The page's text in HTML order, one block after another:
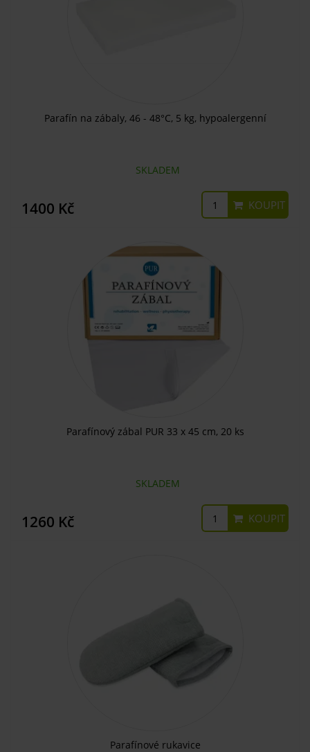
Parafín na zábaly, 46 - 48°C, 5 kg, hypoalergenní
SKLADEM
1400 Kč KOUPIT
Parafínový zábal PUR 33 x 45 cm, 20 ks
SKLADEM
1260 Kč KOUPIT
Parafínové rukavice